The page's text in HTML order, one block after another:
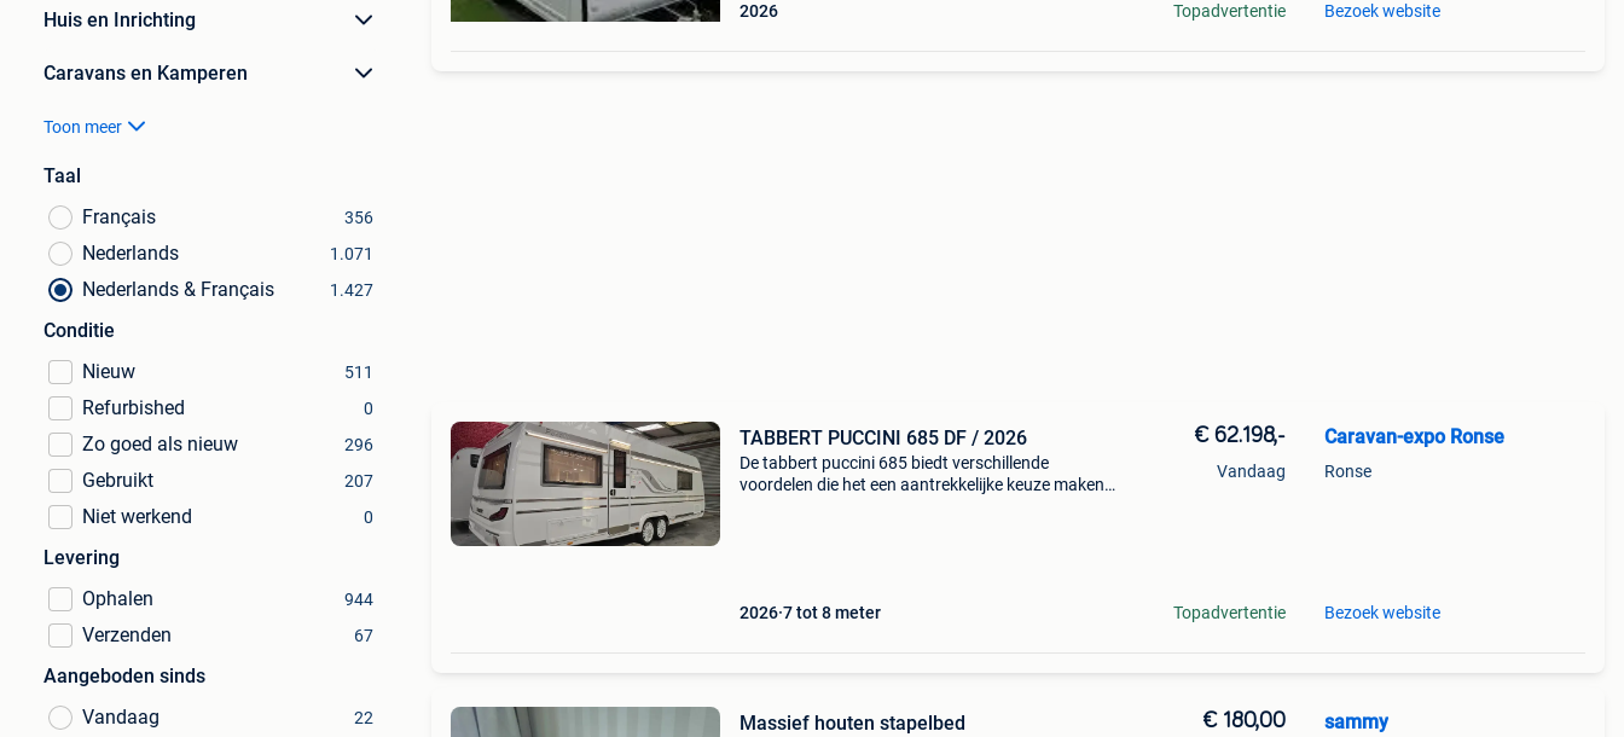
Huis en Inrichting
Caravans en Kamperen
Toon meer
Taal
Français
356
Nederlands 1.071
Nederlands & Français 1.427
Conditie
Nieuw
511
Refurbished 0
Zo goed als nieuw 296
Gebruikt 207
Niet werkend 0
Levering
Ophalen
944
Verzenden 67
Aangeboden sinds
Vandaag
22
2026 Topadvertentie Bezoek website
TABBERT PUCCINI 685 DF / 2026
De tabbert puccini 685 biedt verschillende
voordelen die het een aantrekkelijke keuze maken
2026 7 tot 8 meter
€ 62.198,-
Vandaag
Topadvertentie
Caravan-expo Ronse
Ronse
Bezoek website
Massief houten stapelbed € 180,00 sammy